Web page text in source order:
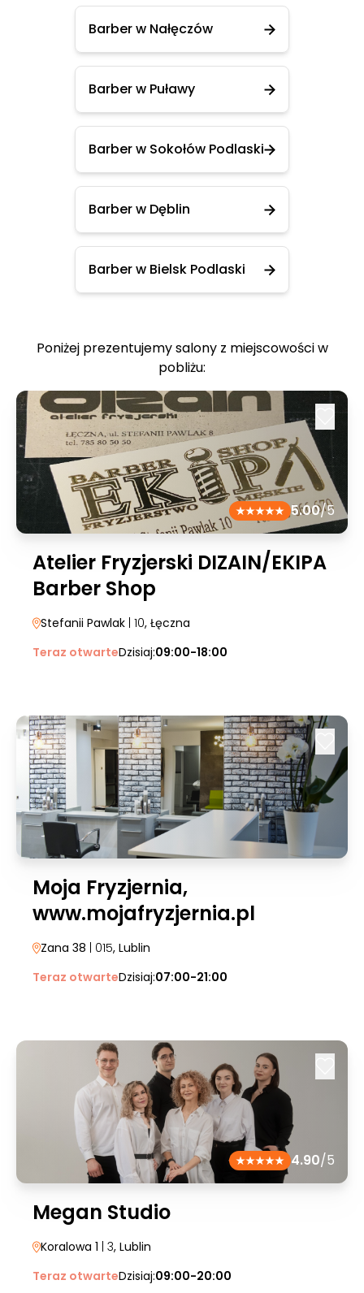
Barber w Nałęczów
Barber w Puławy
Barber w Sokołów Podlaski
Barber w Dęblin
Barber w Bielsk Podlaski
Poniżej prezentujemy salony z miejscowości w
pobliżu:
5.00/5
Atelier Fryzjerski DIZAIN/EKIPA
Barber Shop
Stefanii Pawlak | 10, Łęczna
Teraz otwarteDzisiaj:09:00-18:00
Moja Fryzjernia,
www.mojafryzjernia.pl
Zana 38 | 015, Lublin
Teraz otwarteDzisiaj:07:00-21:00
4.90/5
Megan Studio
Koralowa 1 | 3, Lublin
Teraz otwarteDzisiaj:09:00-20:00